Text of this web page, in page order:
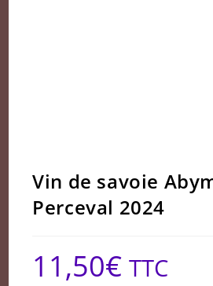
Vin de savoie
Perceval 2024
11,50€ TTC